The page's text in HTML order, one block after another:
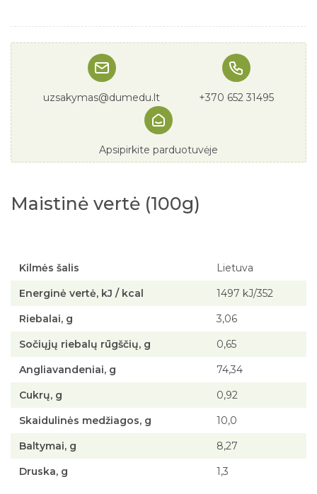
uzsakymas@dumedu.lt +370 652 31495
Apsipirkite parduotuvėje
Maistinė vertė (100g)
Kilmės šalis
Lietuva
Energinė vertė, kJ / kcal
1497 kJ/352
Riebalai, g
3,06
Sočiųjų riebalų rūgščių, g
0,65
Angliavandeniai, g
74,34
Cukrų, g
0,92
Skaidulinės medžiagos, g
10,0
Baltymai, g
8,27
Druska, g
1,3